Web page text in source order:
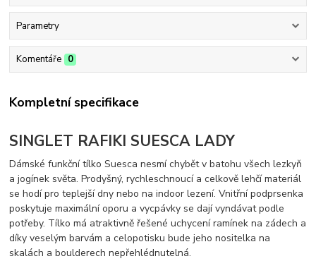
Parametry
Komentáře 0
Kompletní specifikace
SINGLET RAFIKI SUESCA LADY
Dámské funkční tílko Suesca nesmí chybět v batohu všech lezkyň
a jogínek světa. Prodyšný, rychleschnoucí a celkově lehčí materiál
se hodí pro teplejší dny nebo na indoor lezení. Vnitřní podprsenka
poskytuje maximální oporu a vycpávky se dají vyndávat podle
potřeby. Tílko má atraktivně řešené uchycení ramínek na zádech a
díky veselým barvám a celopotisku bude jeho nositelka na
skalách a boulderech nepřehlédnutelná.